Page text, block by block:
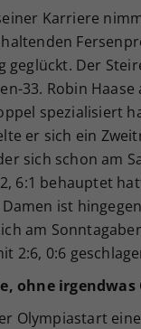
Karriere
geglückt. Der
33. Robin
spezialisiert
er sich ein
sich schon am
6:1 behauptet
ist
am
2:6, 0:6
ohne irgendwas
Olympiastart